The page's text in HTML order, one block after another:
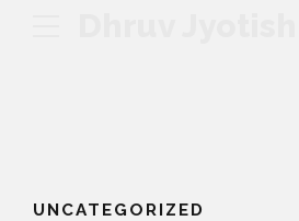
UNCATEGORIZED